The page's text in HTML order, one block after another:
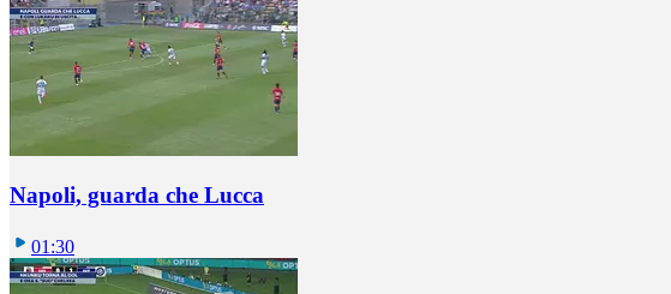
Napoli, guarda che Lucca
01:30